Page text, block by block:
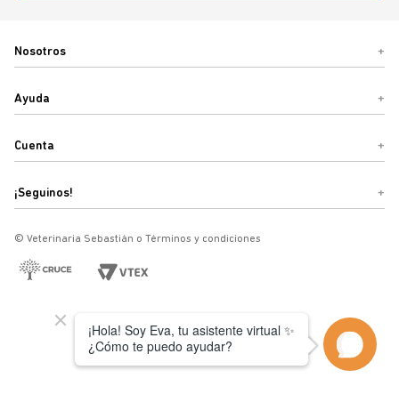
Nosotros +
Ayuda +
Cuenta +
¡Seguinos! +
© Veterinaria Sebastián o Términos y condiciones